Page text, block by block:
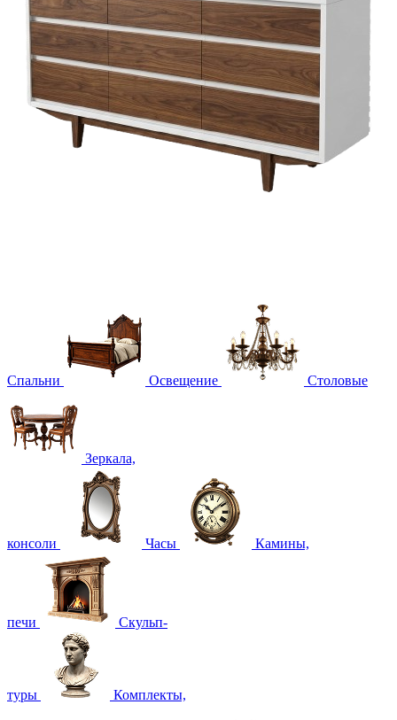
Спальни Освещение Столовые
Зеркала,
консоли Часы Камины,
печи Скульп-
туры Комплекты,